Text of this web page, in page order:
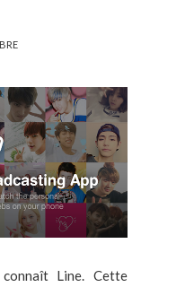
Line. Cette